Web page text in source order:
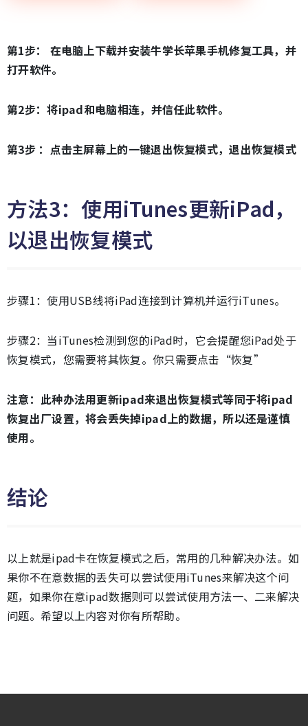
第1步： 在电脑上下载并安装牛学长苹果手机修复工具，并
打开软件。
第2步：将ipad和电脑相连，并信任此软件。
第3步 ：点击主屏幕上的一键退出恢复模式，退出恢复模式
方法3：使用iTunes更新iPad，
以退出恢复模式
步骤1：使用USB线将iPad连接到计算机并运行iTunes。
步骤2：当iTunes检测到您的iPad时，它会提醒您iPad处于
恢复模式，您需要将其恢复。你只需要点击“恢复”
注意：此种办法用更新ipad来退出恢复模式等同于将ipad
恢复出厂设置，将会丢失掉ipad上的数据，所以还是谨慎
使用。
结论
以上就是ipad卡在恢复模式之后，常用的几种解决办法。如
果你不在意数据的丢失可以尝试使用iTunes来解决这个问
题，如果你在意ipad数据则可以尝试使用方法一、二来解决
问题。希望以上内容对你有所帮助。